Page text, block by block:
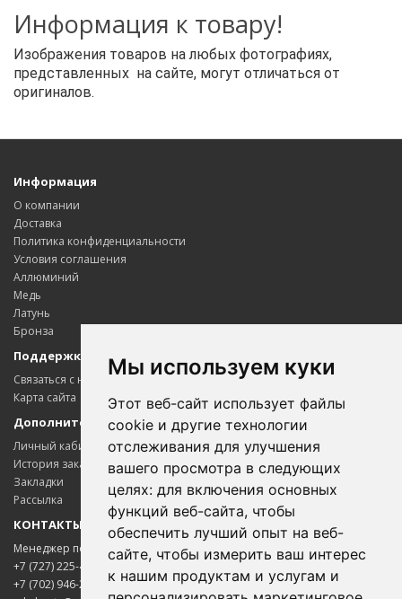
Мы используем куки
Этот веб-сайт использует файлы
cookie и другие технологии
отслеживания для улучшения
вашего просмотра в следующих
целях: для включения основных
функций веб-сайта, чтобы
обеспечить лучший опыт на веб-
сайте, чтобы измерить ваш интерес
к нашим продуктам и услугам и
Информация к товару!
Изображения товаров на любых фотографиях,
представленных на сайте, могут отличаться от
оригиналов.
Информация
О компании
Доставка
Политика конфиденциальности
Условия соглашения
Аллюминий
Медь
Латунь
Бронза
Поддержка клиентов
Связаться с нами
Карта сайта
Дополнительно
Личный кабинет
История заказов
Закладки
Рассылка
КОНТАКТЫ
Менеджер по цветному металлопрокату
+7 (727) 225-45-65
+7 (702) 946-20-02